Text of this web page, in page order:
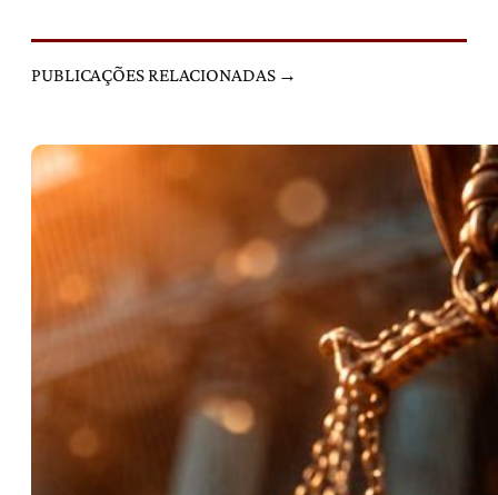
PUBLICAÇÕES RELACIONADAS →